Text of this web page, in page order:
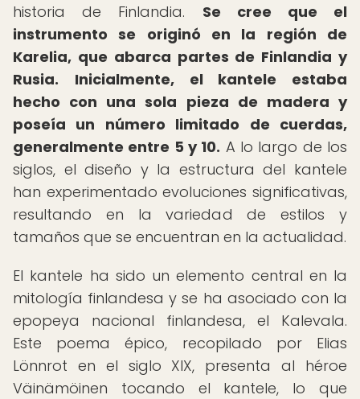
historia de Finlandia. Se cree que el
instrumento se originó en la región de
Karelia, que abarca partes de Finlandia y
Rusia.
Inicialmente, el kantele estaba
hecho con una sola pieza de madera y
poseía un número limitado de cuerdas,
generalmente entre 5 y 10. A lo largo de los
siglos, el diseño y la estructura del kantele
han experimentado evoluciones significativas,
resultando en la variedad de estilos y
tamaños que se encuentran en la actualidad.
El kantele ha sido un elemento central en la
mitología finlandesa y se ha asociado con la
epopeya nacional finlandesa, el Kalevala.
Este poema épico, recopilado por Elias
Lönnrot en el siglo XIX, presenta al héroe
Väinämöinen tocando el kantele, lo que